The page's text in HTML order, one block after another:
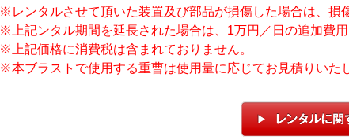
※レンタルさせて頂いた装置及び部品が損傷した場合は、損
※上記ンタル期間を延長された場合は、1万円／日の追加費用
※上記価格に消費税は含まれておりません。
※本ブラストで使用する重曹は使用量に応じてお見積りいた